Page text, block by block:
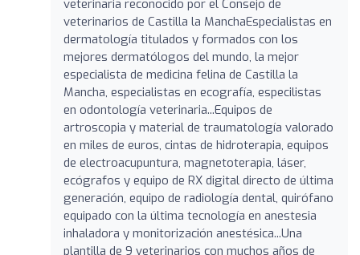
veterinaria reconocido por el Consejo de
veterinarios de Castilla la ManchaEspecialistas en
dermatología titulados y formados con los
mejores dermatólogos del mundo, la mejor
especialista de medicina felina de Castilla la
Mancha, especialistas en ecografía, especilistas
en odontología veterinaria...Equipos de
artroscopia y material de traumatología valorado
en miles de euros, cintas de hidroterapia, equipos
de electroacupuntura, magnetoterapia, láser,
ecógrafos y equipo de RX digital directo de última
generación, equipo de radiología dental, quirófano
equipado con la última tecnología en anestesia
inhaladora y monitorización anestésica...Una
plantilla de 9 veterinarios con muchos años de